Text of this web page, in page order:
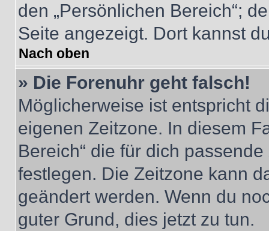
den „Persönlichen Bereich“;
Seite angezeigt. Dort kannst
Nach oben
» Die Forenuhr geht falsch!
Möglicherweise ist entspricht
eigenen Zeitzone. In diesem
Bereich“ die für dich
festlegen. Die Zeitzone kann
geändert werden. Wenn du
guter Grund, dies jetzt zu tun.